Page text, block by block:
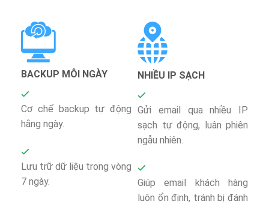
BACKUP MỖI NGÀY
Cơ chế backup tự động
hằng ngày.
Lưu trữ dữ liệu trong vòng
7 ngày.
NHIỀU IP SẠCH
Gửi email qua nhiều IP
sạch tự động, luân phiên
ngẫu nhiên.
Giúp email khách hàng
luôn ổn định, tránh bị đánh